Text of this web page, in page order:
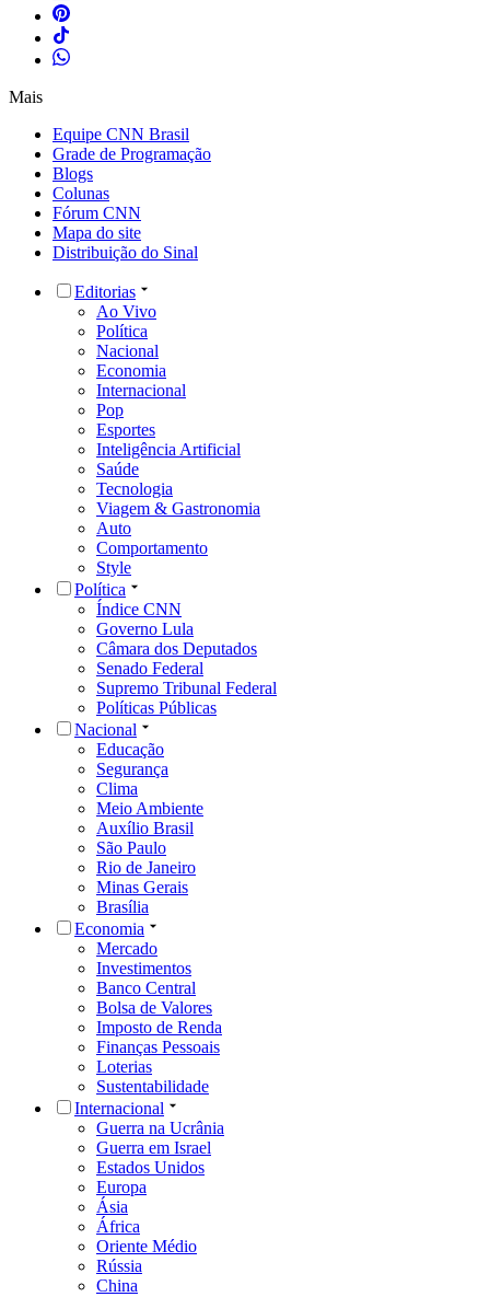
Mais
Equipe CNN Brasil
Grade de Programação
Blogs
Colunas
Fórum CNN
Mapa do site
Distribuição do Sinal
Editorias
Ao Vivo
Política
Nacional
Economia
Internacional
Pop
Esportes
Inteligência Artificial
Saúde
Tecnologia
Viagem & Gastronomia
Auto
Comportamento
Style
Política
Índice CNN
Governo Lula
Câmara dos Deputados
Senado Federal
Supremo Tribunal Federal
Políticas Públicas
Nacional
Educação
Segurança
Clima
Meio Ambiente
Auxílio Brasil
São Paulo
Rio de Janeiro
Minas Gerais
Brasília
Economia
Mercado
Investimentos
Banco Central
Bolsa de Valores
Imposto de Renda
Finanças Pessoais
Loterias
Sustentabilidade
Internacional
Guerra na Ucrânia
Guerra em Israel
Estados Unidos
Europa
Ásia
África
Oriente Médio
Rússia
China